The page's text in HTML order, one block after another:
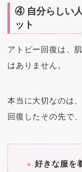
④ 自分らしい
ット
アトピー回復は、
はありません。
本当に大切なのは、
回復したその先で
好きな服を